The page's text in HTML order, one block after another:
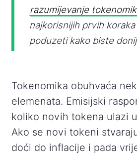
razumijevanje
najkorisnijih prvih
poduzeti kako biste
Tokenomika obuhvaća
elemenata. Emisijski
koliko novih tokena ulazi
Ako se novi tokeni
doći do inflacije i pada